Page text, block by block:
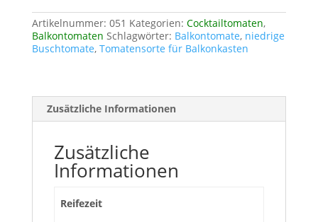
Artikelnummer: 051 Kategorien: Cocktailtomaten,
Balkontomaten Schlagwörter: Balkontomate, niedrige
Buschtomate, Tomatensorte für Balkonkasten
Zusätzliche Informationen
Zusätzliche
Informationen
Reifezeit